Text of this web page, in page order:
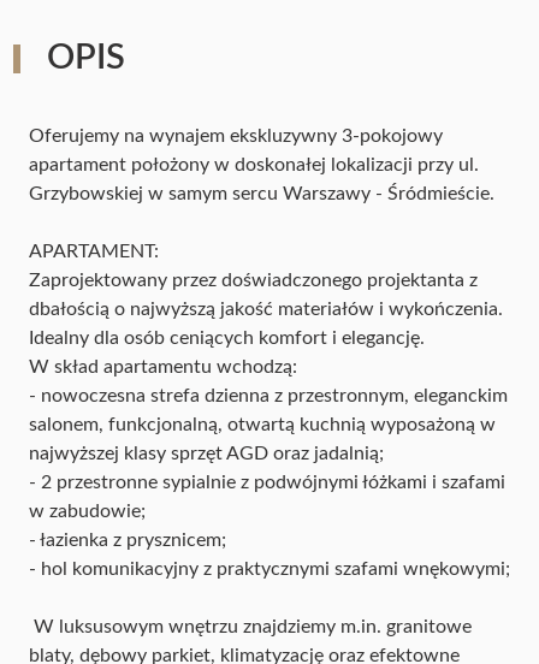
OPIS
Oferujemy na wynajem ekskluzywny 3-pokojowy
apartament położony w doskonałej lokalizacji przy ul.
Grzybowskiej w samym sercu Warszawy - Śródmieście.
APARTAMENT:
Zaprojektowany przez doświadczonego projektanta z
dbałością o najwyższą jakość materiałów i wykończenia.
Idealny dla osób ceniących komfort i elegancję.
W skład apartamentu wchodzą:
- nowoczesna strefa dzienna z przestronnym, eleganckim
salonem, funkcjonalną, otwartą kuchnią wyposażoną w
najwyższej klasy sprzęt AGD oraz jadalnią;
- 2 przestronne sypialnie z podwójnymi łóżkami i szafami
w zabudowie;
- łazienka z prysznicem;
- hol komunikacyjny z praktycznymi szafami wnękowymi;
W luksusowym wnętrzu znajdziemy m.in. granitowe
blaty, dębowy parkiet, klimatyzację oraz efektowne